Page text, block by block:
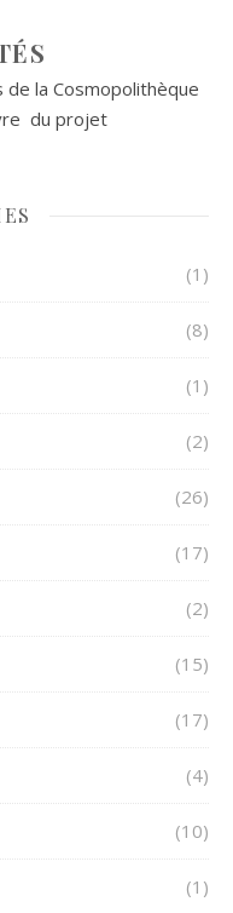
la Cosmopolithèque
du projet
(1)
(8)
(1)
(2)
(26)
(17)
(2)
(15)
(17)
(4)
(10)
(1)